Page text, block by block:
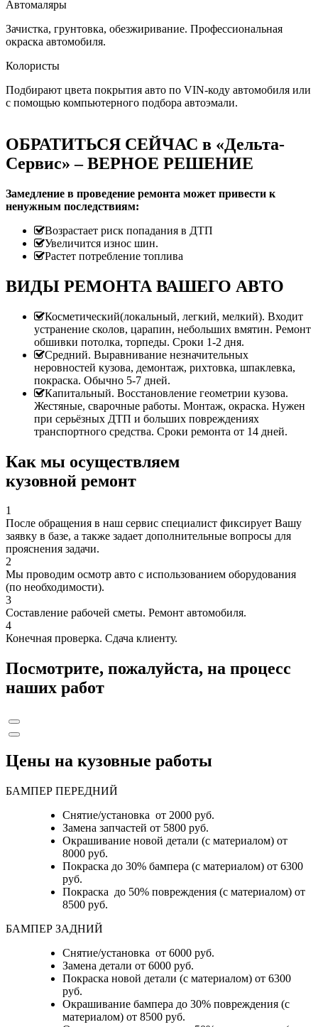
Автомаляры
Зачистка, грунтовка, обезжиривание. Профессиональная
окраска автомобиля.
Колористы
Подбирают цвета покрытия авто по VIN-коду автомобиля или
с помощью компьютерного подбора автоэмали.
ОБРАТИТЬСЯ СЕЙЧАС в «Дельта-
Сервис» – ВЕРНОЕ РЕШЕНИЕ
Замедление в проведение ремонта может привести к
ненужным последствиям:
Возрастает риск попадания в ДТП
Увеличится износ шин.
Растет потребление топлива
ВИДЫ РЕМОНТА ВАШЕГО АВТО
Косметический(локальный, легкий, мелкий). Входит
устранение сколов, царапин, небольших вмятин. Ремонт
обшивки потолка, торпеды. Сроки 1-2 дня.
Средний. Выравнивание незначительных
неровностей кузова, демонтаж, рихтовка, шпаклевка,
покраска. Обычно 5-7 дней.
Капитальный. Восстановление геометрии кузова.
Жестяные, сварочные работы. Монтаж, окраска. Нужен
при серьёзных ДТП и больших повреждениях
транспортного средства. Сроки ремонта от 14 дней.
Как мы осуществляем
кузовной ремонт
1
После обращения в наш сервис специалист фиксирует Вашу
заявку в базе, а также задает дополнительные вопросы для
прояснения задачи.
2
Мы проводим осмотр авто с использованием оборудования
(по необходимости).
3
Составление рабочей сметы. Ремонт автомобиля.
4
Конечная проверка. Сдача клиенту.
Посмотрите, пожалуйста, на процесс
наших работ
Цены на кузовные работы
БАМПЕР ПЕРЕДНИЙ
Снятие/установка от 2000 руб.
Замена запчастей от 5800 руб.
Окрашивание новой детали (с материалом) от
8000 руб.
Покраска до 30% бампера (с материалом) от 6300
руб.
Покраска до 50% повреждения (с материалом) от
8500 руб.
БАМПЕР ЗАДНИЙ
Снятие/установка от 6000 руб.
Замена детали от 6000 руб.
Покраска новой детали (с материалом) от 6300
руб.
Окрашивание бампера до 30% повреждения (с
материалом) от 8500 руб.